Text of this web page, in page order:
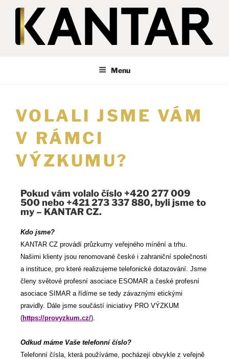
Menu
VOLALI JSME VÁM
V RÁMCI
VÝZKUMU?
Pokud vám volalo číslo +420 277 009
500 nebo +421 273 337 880, byli jsme to
my – KANTAR CZ.
Kdo jsme?
KANTAR CZ provádí průzkumy veřejného mínění a trhu.
Našimi klienty jsou renomované české i zahraniční společnosti
a instituce, pro které realizujeme telefonické dotazování. Jsme
členy světové profesní asociace ESOMAR a české profesní
asociace SIMAR a řídíme se tedy závaznými etickými
pravidly. Dále jsme součástí iniciativy PRO VÝZKUM
(https://provyzkum.cz/).
Odkud máme Vaše telefonní číslo?
Telefonní čísla, která používáme, pocházejí obvykle z veřejně